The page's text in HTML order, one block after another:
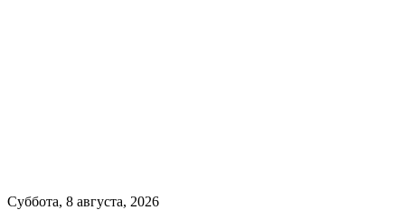
Суббота, 8 августа, 2026